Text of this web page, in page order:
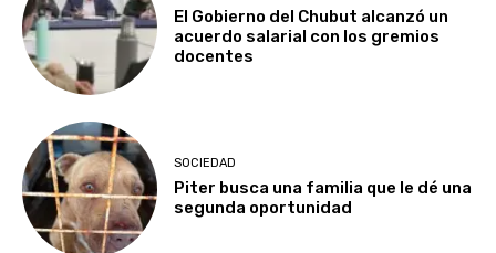
El Gobierno del Chubut alcanzó un
acuerdo salarial con los gremios
docentes
SOCIEDAD
Piter busca una familia que le dé una
segunda oportunidad